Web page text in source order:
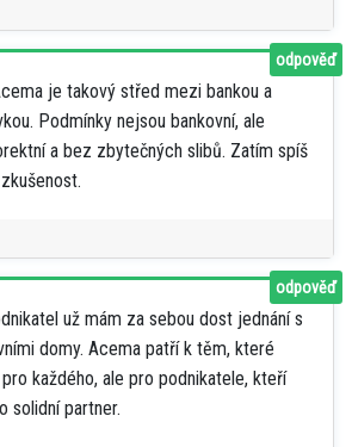
je takový střed mezi bankou a
Podmínky nejsou bankovní, ale
a bez zbytečných slibů. Zatím spíš
odpověď
už mám za sebou dost jednání s
domy. Acema patří k těm, které
každého, ale pro podnikatele, kteří
solidní partner.
odpověď